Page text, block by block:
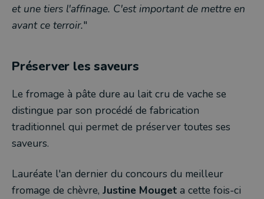
et une tiers l'affinage. C'est important de mettre en
avant ce terroir."
Préserver les saveurs
Le fromage à pâte dure au lait cru de vache se
distingue par son procédé de fabrication
traditionnel qui permet de préserver toutes ses
saveurs.
Lauréate l'an dernier du concours du meilleur
fromage de chèvre, Justine Mouget a cette fois-ci